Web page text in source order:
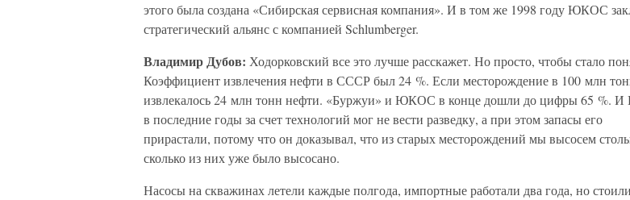
этого была создана «Сибирская сервисная компания». И в том же 1998 году ЮКОС
стратегический альянс с компанией Schlumberger.
Владимир Дубов: Ходорковский все это лучше расскажет. Но просто, чтобы стало
Коэффициент извлечения нефти в СССР был 24 %. Если месторождение в 100 млн
извлекалось 24 млн тонн нефти. «Буржуи» и ЮКОС в конце дошли до цифры 65 %.
в последние годы за счет технологий мог не вести разведку, а при этом запасы его
прирастали, потому что он доказывал, что из старых месторождений мы высосем
сколько из них уже было высосано.
Насосы на скважинах летели каждые полгода, импортные работали два года, но